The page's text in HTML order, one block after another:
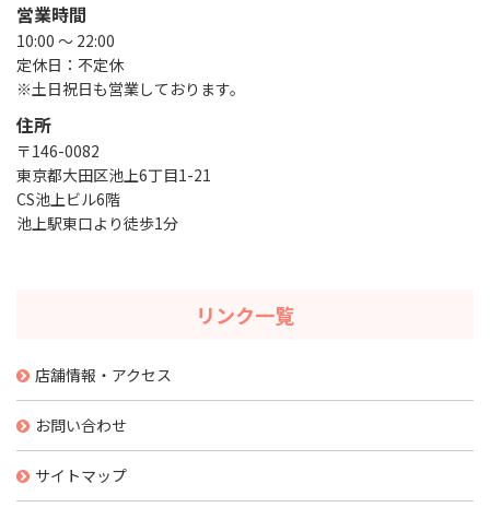
営業時間
10:00 ～ 22:00
定休日：不定休
※土日祝日も営業しております。
住所
〒146-0082
東京都大田区池上6丁目1-21
CS池上ビル6階
池上駅東口より徒歩1分
リンク一覧
店舗情報・アクセス
お問い合わせ
サイトマップ